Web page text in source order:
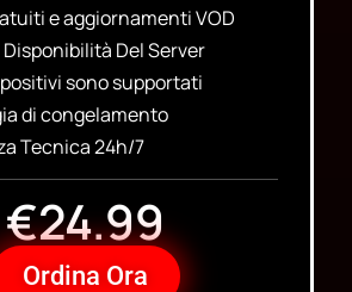
e aggiornamenti VOD
Del Server
sono supportati
di congelamento
Tecnica 24h/7
€24.99
Ordina Ora